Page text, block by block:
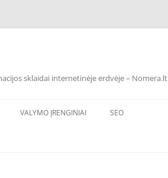
sklaidai internetinėje erdvėje – Nomera.lt
VALYMO ĮRENGINIAI SEO